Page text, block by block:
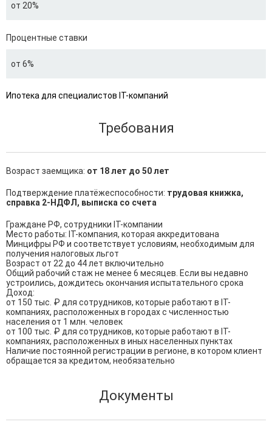
от 20%
Процентные ставки
от 6%
Ипотека для специалистов IT-компаний
Требования
Возраст заемщика: от 18 лет до 50 лет
Подтверждение платёжеспособности: трудовая книжка,
справка 2-НДФЛ, выписка со счета
Граждане РФ, сотрудники IT-компании
Место работы: IT-компания, которая аккредитована
Минцифры РФ и соответствует условиям, необходимым для
получения налоговых льгот
Возраст от 22 до 44 лет включительно
Общий рабочий стаж не менее 6 месяцев. Если вы недавно
устроились, дождитесь окончания испытательного срока
Доход:
от 150 тыс. ₽ для сотрудников, которые работают в IT-
компаниях, расположенных в городах с численностью
населения от 1 млн. человек
от 100 тыс. ₽ для сотрудников, которые работают в IT-
компаниях, расположенных в иных населенных пунктах
Наличие постоянной регистрации в регионе, в котором клиент
обращается за кредитом, необязательно
Документы